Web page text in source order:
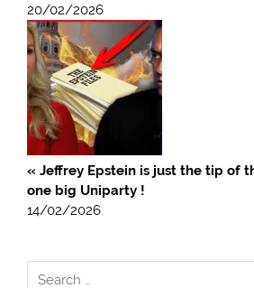
20/02/2026
« Jeffrey Epstein is just the tip of
one big Uniparty !
14/02/2026